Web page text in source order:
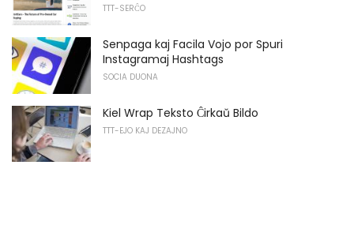
TTT-SERĈO
Senpaga kaj Facila Vojo por Spuri
Instagramaj Hashtags
SOCIA DUONA
Kiel Wrap Teksto Ĉirkaŭ Bildo
TTT-EJO KAJ DEZAJNO